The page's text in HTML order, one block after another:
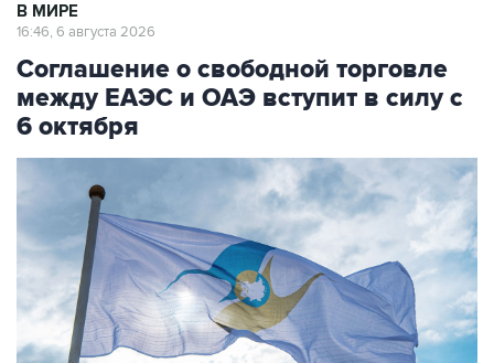
В МИРЕ
16:46, 6 августа 2026
Соглашение о свободной торговле
между ЕАЭС и ОАЭ вступит в силу с
6 октября